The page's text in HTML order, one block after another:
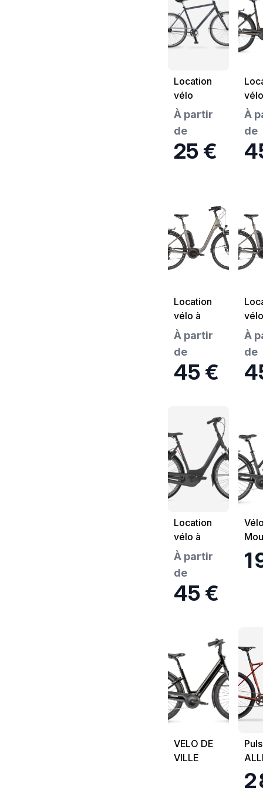
Location
vélo
musculaire
N°12 -
Vélo de
Ville V200
À partir
de
25 €
À
de
Location
vélo à
assistance
électrique
N°7
Kalkhoff 1.b
À partir
de
45 €
À
de
Location
vélo à
assistance
électrique
N°4
Gazelle
À partir
de
45 €
1
VELO DE
VILLE
2